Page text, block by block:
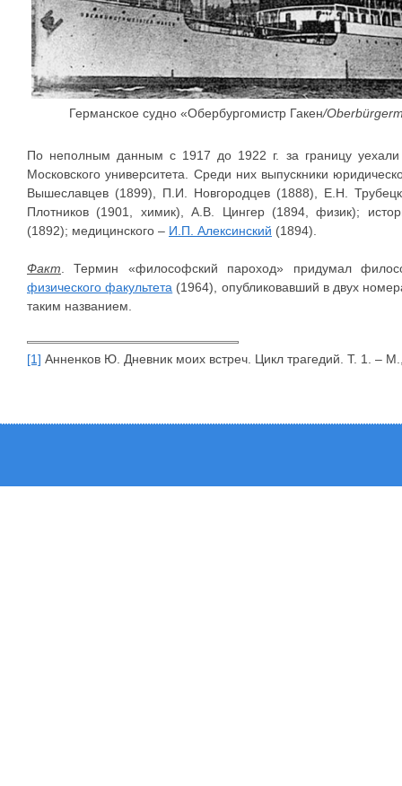
Германское судно «Обербургомистр Гакен/
По неполным данным с 1917 до 1922 г. за границу
Московского университета. Среди них выпускники
Вышеславцев (1899), П.И. Новгородцев (1888), Е.Н.
Плотников (1901, химик), А.В. Цингер (1894, физик);
(1892); медицинского – И.П. Алексинский (1894).
Факт . Термин «философский пароход» придумал
физического факультета (1964), опубликовавший в двух
таким названием.
[1] Анненков Ю. Дневник моих встреч. Цикл трагедий. Т. 1. –